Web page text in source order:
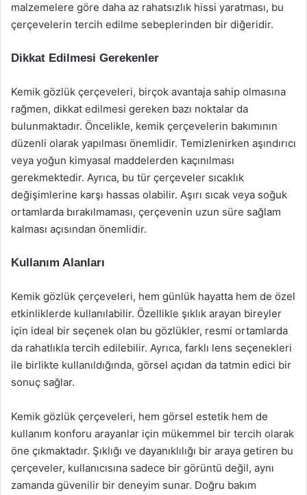
malzemelere göre daha az rahatsızlık hissi yaratması, bu
çerçevelerin tercih edilme sebeplerinden bir diğeridir.
Dikkat Edilmesi Gerekenler
Kemik gözlük çerçeveleri, birçok avantaja sahip olmasına
rağmen, dikkat edilmesi gereken bazı noktalar da
bulunmaktadır. Öncelikle, kemik çerçevelerin bakımının
düzenli olarak yapılması önemlidir. Temizlenirken aşındırıcı
veya yoğun kimyasal maddelerden kaçınılması
gerekmektedir. Ayrıca, bu tür çerçeveler sıcaklık
değişimlerine karşı hassas olabilir. Aşırı sıcak veya soğuk
ortamlarda bırakılmaması, çerçevenin uzun süre sağlam
kalması açısından önemlidir.
Kullanım Alanları
Kemik gözlük çerçeveleri, hem günlük hayatta hem de özel
etkinliklerde kullanılabilir. Özellikle şıklık arayan bireyler
için ideal bir seçenek olan bu gözlükler, resmi ortamlarda
da rahatlıkla tercih edilebilir. Ayrıca, farklı lens seçenekleri
ile birlikte kullanıldığında, görsel açıdan da tatmin edici bir
sonuç sağlar.
Kemik gözlük çerçeveleri, hem görsel estetik hem de
kullanım konforu arayanlar için mükemmel bir tercih olarak
öne çıkmaktadır. Şıklığı ve dayanıklılığı bir araya getiren bu
çerçeveler, kullanıcısına sadece bir görüntü değil, aynı
zamanda güvenilir bir deneyim sunar. Doğru bakım